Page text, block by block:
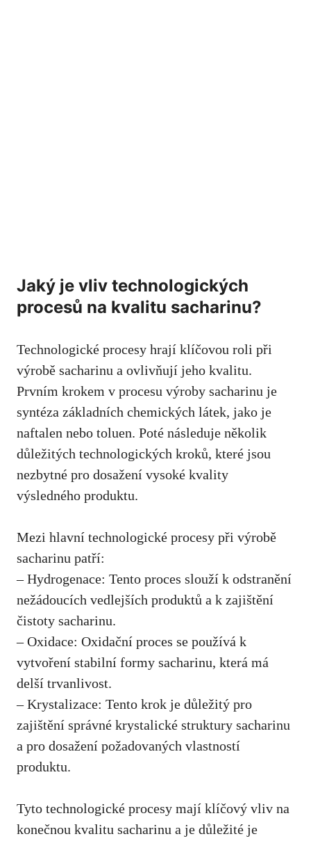
Jaký je vliv technologických
procesů na kvalitu ⁣sacharinu?
Technologické​ procesy hrají klíčovou roli při
výrobě sacharinu a ovlivňují jeho kvalitu.
Prvním krokem v procesu výroby sacharinu je
syntéza základních chemických látek, jako je
naftalen nebo⁣ toluen. Poté následuje několik
důležitých technologických kroků, které jsou
nezbytné pro ⁤dosažení vysoké kvality
výsledného produktu.
Mezi hlavní technologické procesy⁢ při výrobě
sacharinu patří:
– Hydrogenace: Tento proces slouží k odstranění⁣
nežádoucích vedlejších​ produktů a k zajištění
čistoty sacharinu.
– Oxidace:⁤ Oxidační proces se používá k
vytvoření stabilní formy sacharinu, která má
delší trvanlivost.
– Krystalizace: ⁢Tento krok je důležitý pro
zajištění ⁤správné krystalické struktury ⁣sacharinu
a pro dosažení požadovaných vlastností
produktu.
Tyto technologické procesy mají klíčový vliv na
konečnou kvalitu sacharinu⁣ a je důležité ⁢je